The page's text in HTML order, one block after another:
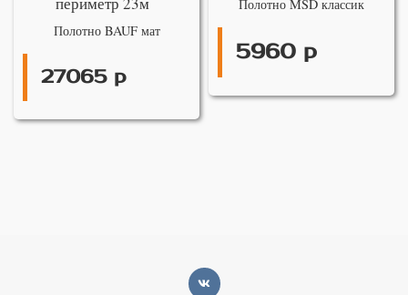
Полотно BAUF мат
27065 р
Полотно MSD классик
5960 р